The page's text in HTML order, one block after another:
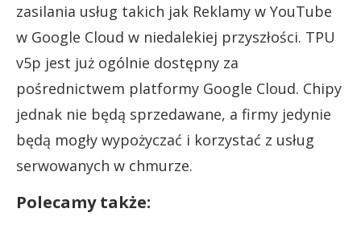
zasilania usług takich jak Reklamy w YouTube
w Google Cloud w niedalekiej przyszłości. TPU
v5p jest już ogólnie dostępny za
pośrednictwem platformy Google Cloud. Chipy
jednak nie będą sprzedawane, a firmy jedynie
będą mogły wypożyczać i korzystać z usług
serwowanych w chmurze.
Polecamy także: